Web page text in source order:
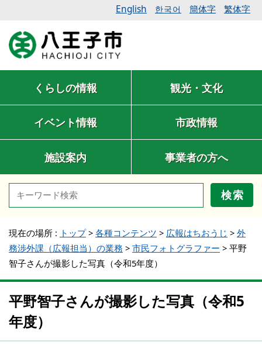
English 한국어 簡体字 繁体字
くらしの情報 観光・文化
イベント情報 市政情報
施設案内 事業者の方へ
検索
現在の場所 : トップ> 各種コンテンツ > 広報はちおうじ > 外
務渉外課（広報担当）の業務 > 市民フォトグラファー > 平野
智子さんが撮影した写真（令和5年度）
平野智子さんが撮影した写真（令和5
年度）